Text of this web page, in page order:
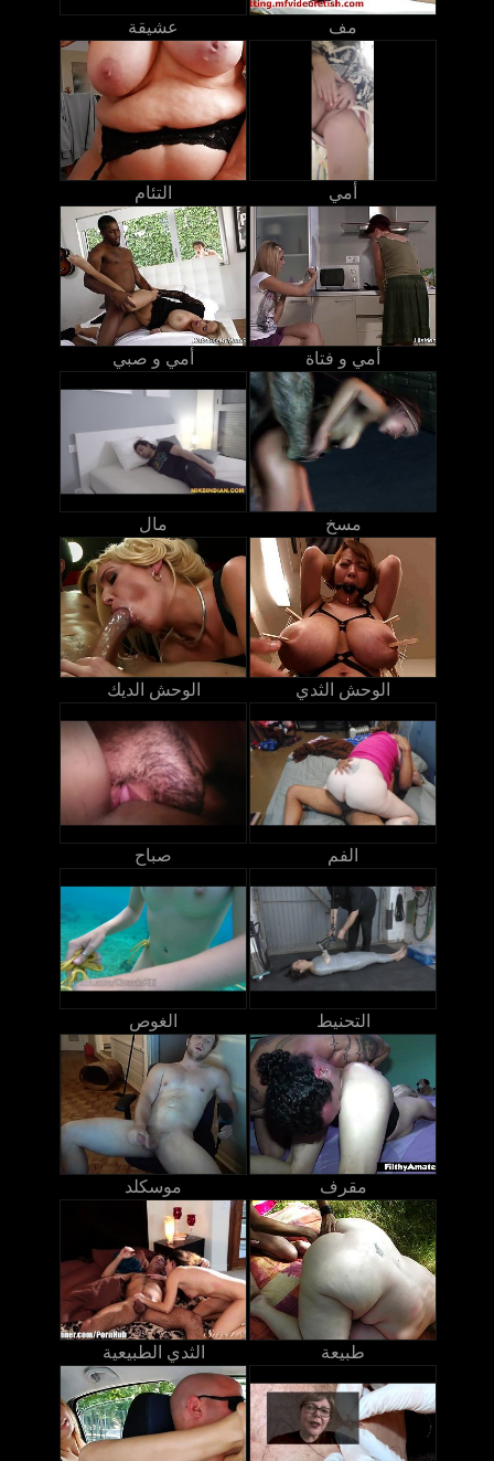
عشيقة مف
التئام أمي
أمي و صبي أمي و فتاة
مال مسخ
الوحش الديك الوحش الثدي
صباح الفم
الغوص التحنيط
موسكلد مقرف
الثدي الطبيعية طبيعة